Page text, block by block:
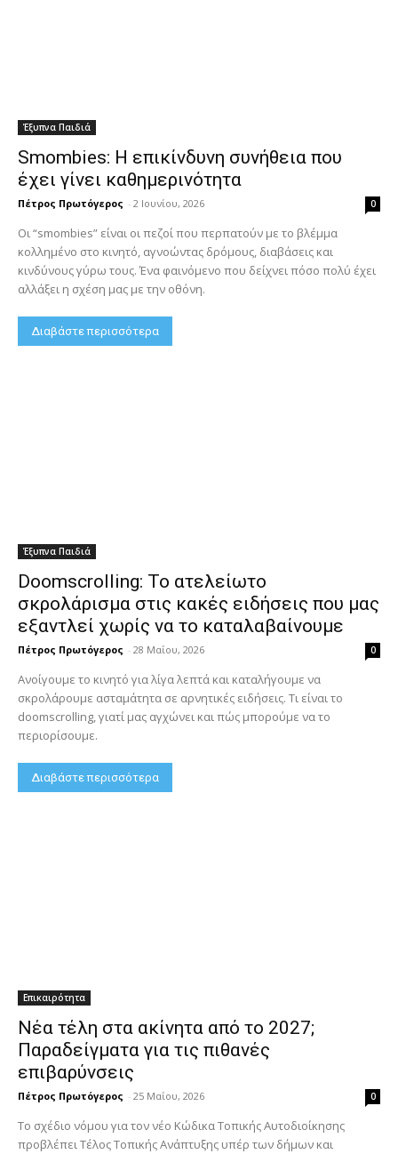
Έξυπνα Παιδιά
Smombies: Η επικίνδυνη συνήθεια που
έχει γίνει καθημερινότητα
Πέτρος Πρωτόγερος - 2 Ιουνίου, 2026 0
Οι “smombies” είναι οι πεζοί που περπατούν με το βλέμμα
κολλημένο στο κινητό, αγνοώντας δρόμους, διαβάσεις και
κινδύνους γύρω τους. Ένα φαινόμενο που δείχνει πόσο πολύ έχει
αλλάξει η σχέση μας με την οθόνη.
Διαβάστε περισσότερα
Έξυπνα Παιδιά
Doomscrolling: Το ατελείωτο
σκρολάρισμα στις κακές ειδήσεις που μας
εξαντλεί χωρίς να το καταλαβαίνουμε
Πέτρος Πρωτόγερος - 28 Μαΐου, 2026 0
Ανοίγουμε το κινητό για λίγα λεπτά και καταλήγουμε να
σκρολάρουμε ασταμάτητα σε αρνητικές ειδήσεις. Τι είναι το
doomscrolling, γιατί μας αγχώνει και πώς μπορούμε να το
περιορίσουμε.
Διαβάστε περισσότερα
Επικαιρότητα
Νέα τέλη στα ακίνητα από το 2027;
Παραδείγματα για τις πιθανές
επιβαρύνσεις
Πέτρος Πρωτόγερος - 25 Μαΐου, 2026 0
Το σχέδιο νόμου για τον νέο Κώδικα Τοπικής Αυτοδιοίκησης
προβλέπει Τέλος Τοπικής Ανάπτυξης υπέρ των δήμων και